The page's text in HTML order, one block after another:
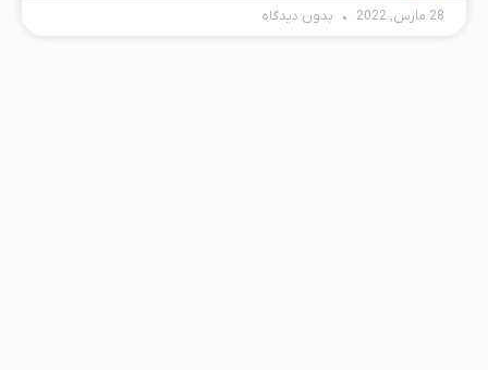
28 مارس, 2022
بدون دیدگاه